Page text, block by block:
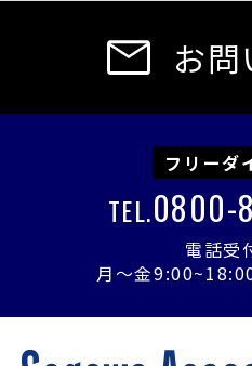
お
フリーダ
TEL.0800-
電話受
月〜金